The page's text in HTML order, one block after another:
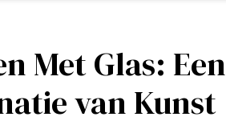
Met Glas: Een
van Kunst